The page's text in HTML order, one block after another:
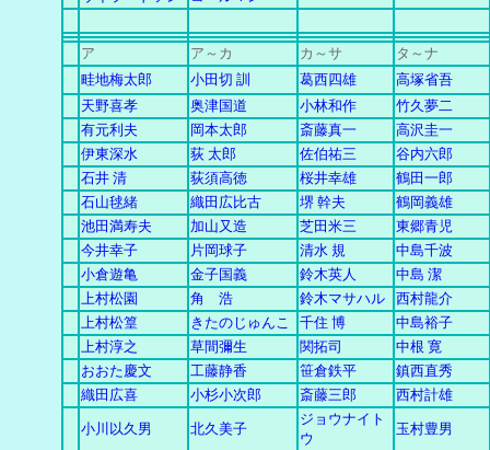
ア ア～カ カ ～ サ
タ～ナ
畦地梅太郎
小田切 訓 葛西四雄
高塚省吾
天野喜孝
奥津国道 小林和作
竹久夢二
有元利夫
岡本太郎 斎藤真一
高沢圭一
伊東深水
荻 太郎 佐伯祐三
谷内六郎
石井 清
荻須高徳 桜井幸雄
鶴田一郎
石山毬緒
織田広比古 堺 幹夫
鶴岡義雄
池田満寿夫
加山又造 芝田米三
東郷青児
今井幸子
片岡球子 清水 規
中島千波
小倉遊亀
金子国義 鈴木英人
中島 潔
上村松園
角 浩 鈴木マサハル
西村龍介
上村松篁
きたのじゅんこ 千住 博
中島裕子
上村淳之
草間彌生 関拓司
中根 寛
おおた慶文
工藤静香 笹倉鉄平
鎮西直秀
織田広喜
小杉小次郎 斎藤三郎 西村計雄
小川以久男 北久美子
ジョウナイト
ウ
玉村豊男